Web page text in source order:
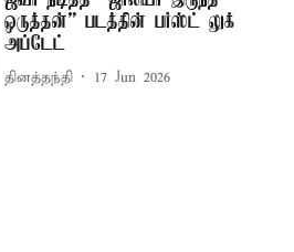
ஒருத்தன்” படத்தின் பர்ஸ்ட் லுக்
அப்டேட்
தினத்தந்தி 17 Jun 2026